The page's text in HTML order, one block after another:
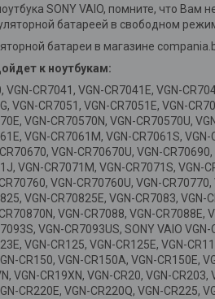
SONY VAIO, помните, что
батареей в свободном
батареи в магазине
к ноутбукам:
VGN-CR7041, VGN-CR7041E, VGN-
VGN-CR7051, VGN-CR7051E, VGN-
VGN-CR70570N, VGN-CR70570U,
VGN-CR7061M, VGN-CR7061S,
VGN-CR70670U, VGN-
VGN-CR7071M, VGN-CR7071S, VGN-
VGN-CR70760U, VGN-
VGN-CR70825E, VGN-CR7083,
VGN-CR7088, VGN-
VGN-CR7093US, SONY VAIO
VGN-CR125, VGN-CR125E, VGN-
CR150, VGN-CR150A, VGN-CR150E,
VGN-CR19XN, VGN-CR20, VGN-
CR220E, VGN-CR220Q, VGN-CR225,